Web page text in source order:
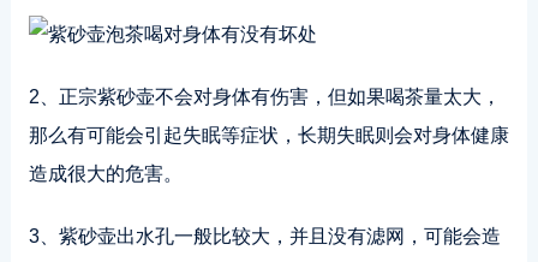
2、正宗紫砂壶不会对身体有伤害，但如果喝茶量太大，
那么有可能会引起失眠等症状，长期失眠则会对身体健康
造成很大的危害。
3、紫砂壶出水孔一般比较大，并且没有滤网，可能会造